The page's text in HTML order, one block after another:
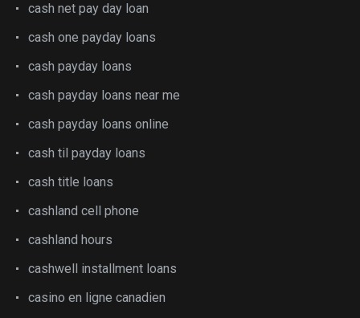
cash net pay day loan
cash one payday loans
cash payday loans
cash payday loans near me
cash payday loans online
cash til payday loans
cash title loans
cashland cell phone
cashland hours
cashwell installment loans
casino en ligne canadien